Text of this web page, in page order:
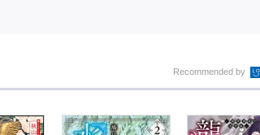
Recommended by